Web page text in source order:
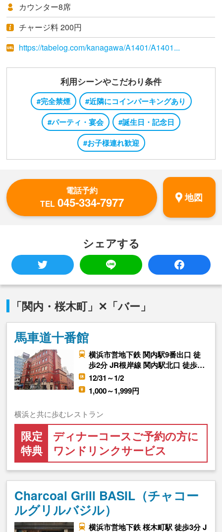
カウンター8席
チャージ料 200円
https://tabelog.com/kanagawa/A1401/A1401...
利用シーンやこだわり条件
#完全禁煙
#近隣にコインパーキングあり
#パーティ・宴会
#誕生日・記念日
#お子様連れ歓迎
電話予約
TEL 045-334-7977 地図
シェアする
「関内・桜木町」✕「バー」
馬車道十番館
横浜市営地下鉄 関内駅9番出口 徒
歩2分 JR根岸線 関内駅北口 徒歩…
12/31～1/2
1,000～1,999円
横浜と共に歩むレストラン
限定
特典
ディナーコースご予約の方に
ワンドリンクサービス
Charcoal Grill BASIL（チャコー
ルグリルバジル）
横浜市営地下鉄 桜木町駅 徒歩3分 J